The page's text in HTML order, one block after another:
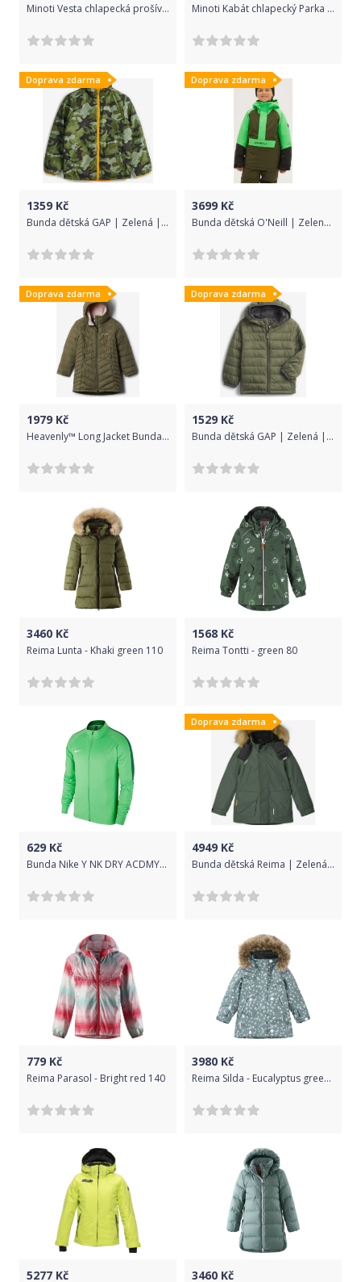
Minoti Vesta chlapecká prošívaná, Minoti, MAPLE 2, zelená - 98/104 Minoti Kabát chlapecký Parka podšitý chlupem, Minoti, RANGER 2, zelená - 92/98
Doprava zdarma
1359 Kč
Bunda dětská GAP | Zelená | Chlapecké | XXL
Doprava zdarma
3699 Kč
Bunda dětská O'Neill | Zelená | Chlapecké | 176
Doprava zdarma
1979 Kč
Heavenly™ Long Jacket Bunda dětská Columbia | Zelená | Dívčí | M
Doprava zdarma
1529 Kč
Bunda dětská GAP | Zelená | Chlapecké | 3 roky
3460 Kč
Reima Lunta - Khaki green 110
1568 Kč
Reima Tontti - green 80
629 Kč
Bunda Nike Y NK DRY ACDMY18 TRK JKT K 893751-361 Velikost XS (122-128 cm)
Doprava zdarma
4949 Kč
Bunda dětská Reima | Zelená | Chlapecké | 134
779 Kč
Reima Parasol - Bright red 140
3980 Kč
Reima Silda - Eucalyptus green 140
5277 Kč 3460 Kč